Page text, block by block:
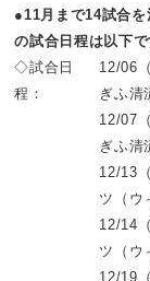
●11月まで14試合
の試合日程は以下で
◇試合日
程：
12/06
ぎふ清
12/07
ぎふ清
12/13
ツ（ウ
12/14
ツ（ウ
12/19